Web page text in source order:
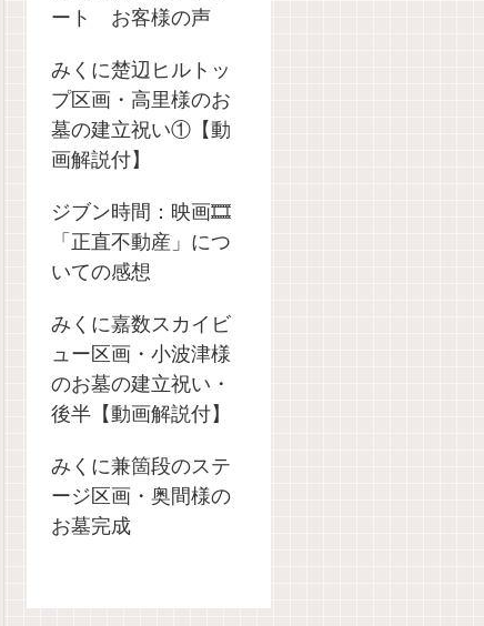
ート お客様の声
みくに楚辺ヒルトッ
プ区画・高里様のお
墓の建立祝い①【動
画解説付】
ジブン時間：映画🎞️
「正直不動産」につ
いての感想
みくに嘉数スカイビ
ュー区画・小波津様
のお墓の建立祝い・
後半【動画解説付】
みくに兼箇段のステ
ージ区画・奥間様の
お墓完成